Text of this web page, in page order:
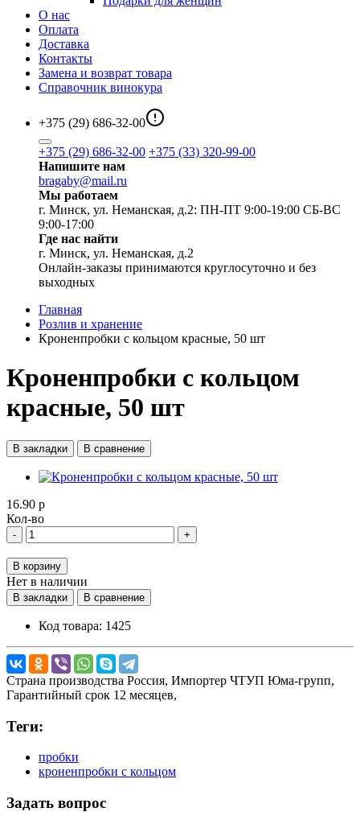
О нас
Оплата
Доставка
Контакты
Замена и возврат товара
Справочник винокура
+375 (29) 686-32-00
+375 (29) 686-32-00 +375 (33) 320-99-00
Напишите нам
bragaby@mail.ru
Мы работаем
г. Минск, ул. Неманская, д.2: ПН-ПТ 9:00-19:00 СБ-ВС
9:00-17:00
Где нас найти
г. Минск, ул. Неманская, д.2
Онлайн-заказы принимаются круглосуточно и без
выходных
Главная
Розлив и хранение
Кроненпробки с кольцом красные, 50 шт
Кроненпробки с кольцом
красные, 50 шт
В закладки В сравнение
16.90 р
Кол-во
- +
В корзину
Нет в наличии
В закладки В сравнение
Код товара: 1425
Страна производства Россия, Импортер ЧТУП Юма-групп,
Гарантийный срок 12 месяцев,
Теги:
пробки
кроненпробки с кольцом
Задать вопрос